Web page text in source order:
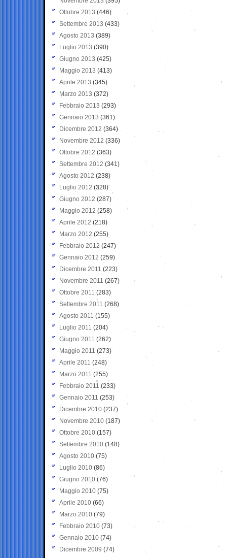
Ottobre 2013 (446)
Settembre 2013 (433)
Agosto 2013 (389)
Luglio 2013 (390)
Giugno 2013 (425)
Maggio 2013 (413)
Aprile 2013 (345)
Marzo 2013 (372)
Febbraio 2013 (293)
Gennaio 2013 (361)
Dicembre 2012 (364)
Novembre 2012 (336)
Ottobre 2012 (363)
Settembre 2012 (341)
Agosto 2012 (238)
Luglio 2012 (328)
Giugno 2012 (287)
Maggio 2012 (258)
Aprile 2012 (218)
Marzo 2012 (255)
Febbraio 2012 (247)
Gennaio 2012 (259)
Dicembre 2011 (223)
Novembre 2011 (267)
Ottobre 2011 (283)
Settembre 2011 (268)
Agosto 2011 (155)
Luglio 2011 (204)
Giugno 2011 (262)
Maggio 2011 (273)
Aprile 2011 (248)
Marzo 2011 (255)
Febbraio 2011 (233)
Gennaio 2011 (253)
Dicembre 2010 (237)
Novembre 2010 (187)
Ottobre 2010 (157)
Settembre 2010 (148)
Agosto 2010 (75)
Luglio 2010 (86)
Giugno 2010 (76)
Maggio 2010 (75)
Aprile 2010 (66)
Marzo 2010 (79)
Febbraio 2010 (73)
Gennaio 2010 (74)
Dicembre 2009 (74)